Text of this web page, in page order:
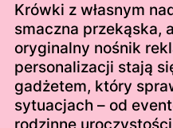
Krówki z własnym
smaczna przekąska,
oryginalny nośnik
personalizacji stają
gadżetem, który
sytuacjach – od